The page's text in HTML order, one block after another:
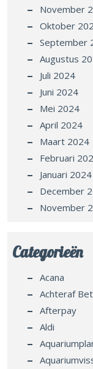
November
Oktober
September
Augustus
Juli 2024
Juni 2024
Mei 2024
April 2024
Maart 2024
Februari
Januari 2024
December
November
Categorieën
Acana
Achteraf
Afterpay
Aldi